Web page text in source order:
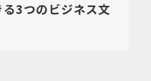
3つのビジネス文